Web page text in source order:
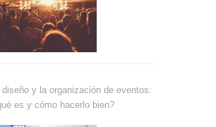
diseño y la organización de eventos:
es y cómo hacerlo bien?